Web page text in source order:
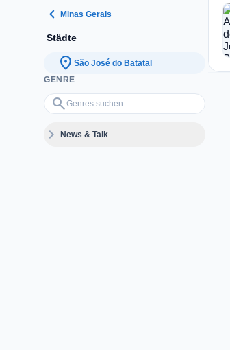
chevron_left Minas Gerais
Städte
location_on São José do Batatal
GENRE
search
Genres suchen…
expand_moreNews & Talk